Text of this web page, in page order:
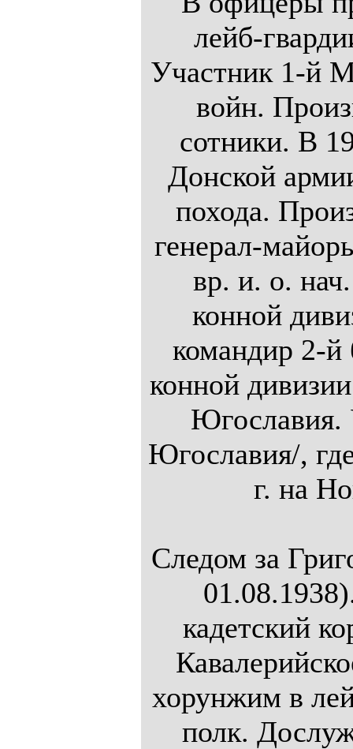
лейб-
Участник 1-й
войн.
сотники. В
Донской
похода.
генерал-
вр. и. о.
конной
командир 2-
конной
Югославия.
Югославия/,
г. на
Следом за
кадетский
хорунжим в
полк.